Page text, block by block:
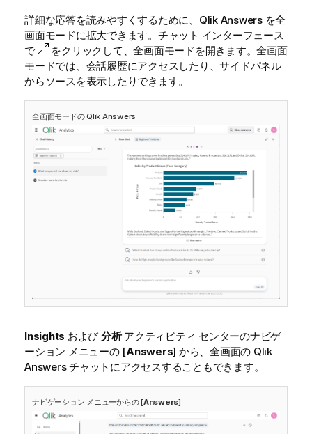
詳細な応答を読みやすくするために、 Qlik Answersを全
画面モードに拡大できます。チャット インターフェース
で
をクリックして、全画面モードを開きます。全画面
モードでは、会話履歴にアクセスしたり、サイドパネル
からソースを表示したりできます。
全画面モードのQlik Answers
Insights および分析アクティビティ センターのナビゲ
ーション メニューの [Answers] から、全画面の Qlik
Answersチャットにアクセスすることもできます。
ナビゲーション メニューからの [Answers]